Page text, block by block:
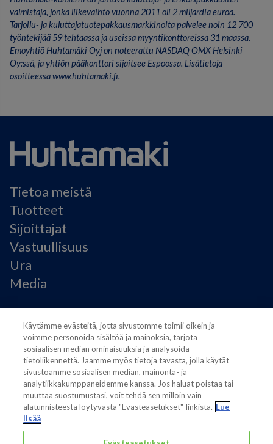
valmistaja, jonka liikevaihto vuonna 2011 oli 2 miljardia euroa.
Tarjoilu- ja kuluttajatuotepakkausmarkkinoita palvelee noin 12 700
työntekijää 59 tehtaassa ja useissa myyntikonttoreissa 31 maassa.
Emoyhtiö Huhtamäki Oyj on noteerattu NASDAQ OMX Helsinki
Oy:ssä, ja yhtiön pääkonttori sijaitsee Espoossa. Lisätietoja
osoitteessa www.huhtamaki.fi.
Tietoa meistä
Tuotteet
Sijoittajat
Vastuullisuus
Ura
Media
Käyttöehdot
Modern Slavery Statement
Tietosuojaseloste
Käyttöehdot
Evästeasetukset
Käytämme evästeitä, jotta sivustomme toimii oikein ja
voimme personoida sisältöä ja mainoksia, tarjota
sosiaalisen median ominaisuuksia ja analysoida
tietoliikennettä. Jaamme myös tietoja tavasta, jolla käytät
sivustoamme sosiaalisen median, mainonta- ja
analytiikkakumppaneidemme kanssa. Jos haluat poistaa tai
muuttaa suostumustasi, voit tehdä sen milloin vain
alatunnisteesta löytyvästä "Evästeasetukset"-linkistä. Lue
lisää